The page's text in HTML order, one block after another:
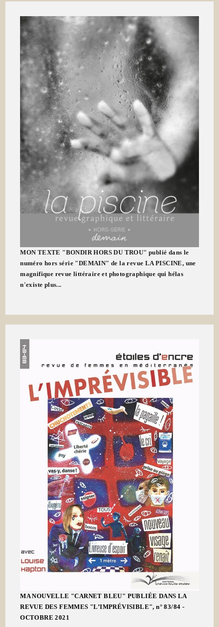
MON TEXTE "BONDIR HORS DU TROU" publié dans le
numéro hors série "DEMAIN" de la revue LA PISCINE, une
magnifique revue littéraire et photographique qui hélas
n'existe plus...
MA NOUVELLE "CARNET BLEU" PUBLIÉE DANS LA
REVUE DES FEMMES "L’IMPRÉVISIBLE", n° 83/84 -
OCTOBRE 2021